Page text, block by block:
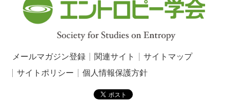
メールマガジン登録 関連サイト
サイトマップ
サイトポリシー
個人情報保護方針